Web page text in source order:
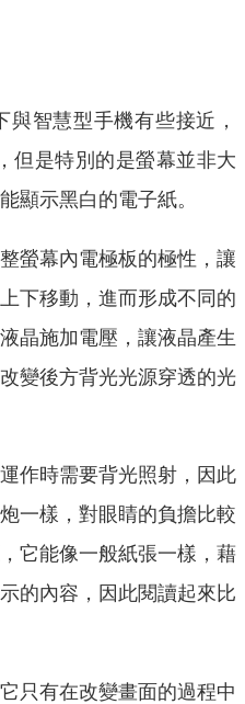
與智慧型手機有些接近，
但是特別的是螢幕並非大
顯示黑白的電子紙。
螢幕內電極板的極性，讓
下移動，進而形成不同的
晶施加電壓，讓液晶產生
變後方背光光源穿透的光
作時需要背光照射，因此
一樣，對眼睛的負擔比較
它能像一般紙張一樣，藉
的內容，因此閱讀起來比
只有在改變畫面的過程中